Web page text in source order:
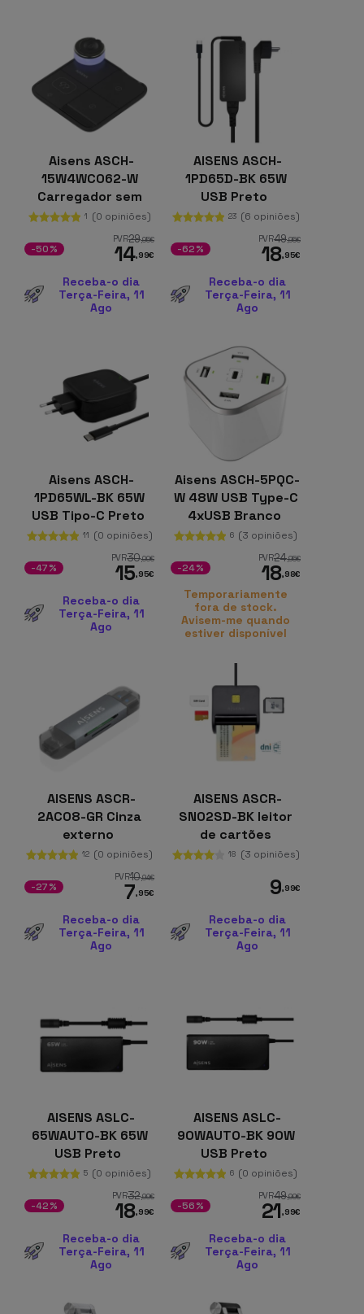
Aisens ASCH-
15W4WC062-W
Carregador sem
fios 4 em 1 de 15 W
com Qi, Preto
1 (0 opiniões)
PVR29,95€
14,99€
-50%
Receba-o dia
Terça-Feira, 11
Ago
AISENS ASCH-
1PD65D-BK 65W
USB Preto
23 (6 opiniões)
PVR49,95€
18,95€
-62%
Receba-o dia
Terça-Feira, 11
Ago
Aisens ASCH-
1PD65WL-BK 65W
USB Tipo-C Preto
11 (0 opiniões)
PVR30,00€
15,95€
-47%
Receba-o dia
Terça-Feira, 11
Ago
Aisens ASCH-5PQC-
W 48W USB Type-C
4xUSB Branco
6 (3 opiniões)
PVR24,95€
18,98€
-24%
Temporariamente
fora de stock.
Avisem-me quando
estiver disponível
AISENS ASCR-
2AC08-GR Cinza
externo
12 (0 opiniões)
PVR10,94€
7,95€
-27%
Receba-o dia
Terça-Feira, 11
Ago
AISENS ASCR-
SN02SD-BK leitor
de cartões
inteligente
18 (3 opiniões)
9,99€
Receba-o dia
Terça-Feira, 11
Ago
AISENS ASLC-
65WAUTO-BK 65W
USB Preto
5 (0 opiniões)
PVR32,99€
18,99€
-42%
Receba-o dia
Terça-Feira, 11
Ago
AISENS ASLC-
90WAUTO-BK 90W
USB Preto
6 (0 opiniões)
PVR49,99€
21,99€
-56%
Receba-o dia
Terça-Feira, 11
Ago